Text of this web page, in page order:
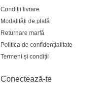
Condiții livrare
Modalități de plată
Returnare marfă
Politica de confidențialitate
Termeni și condiții
Conectează-te